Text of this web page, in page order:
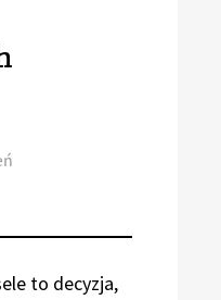
to decyzja,